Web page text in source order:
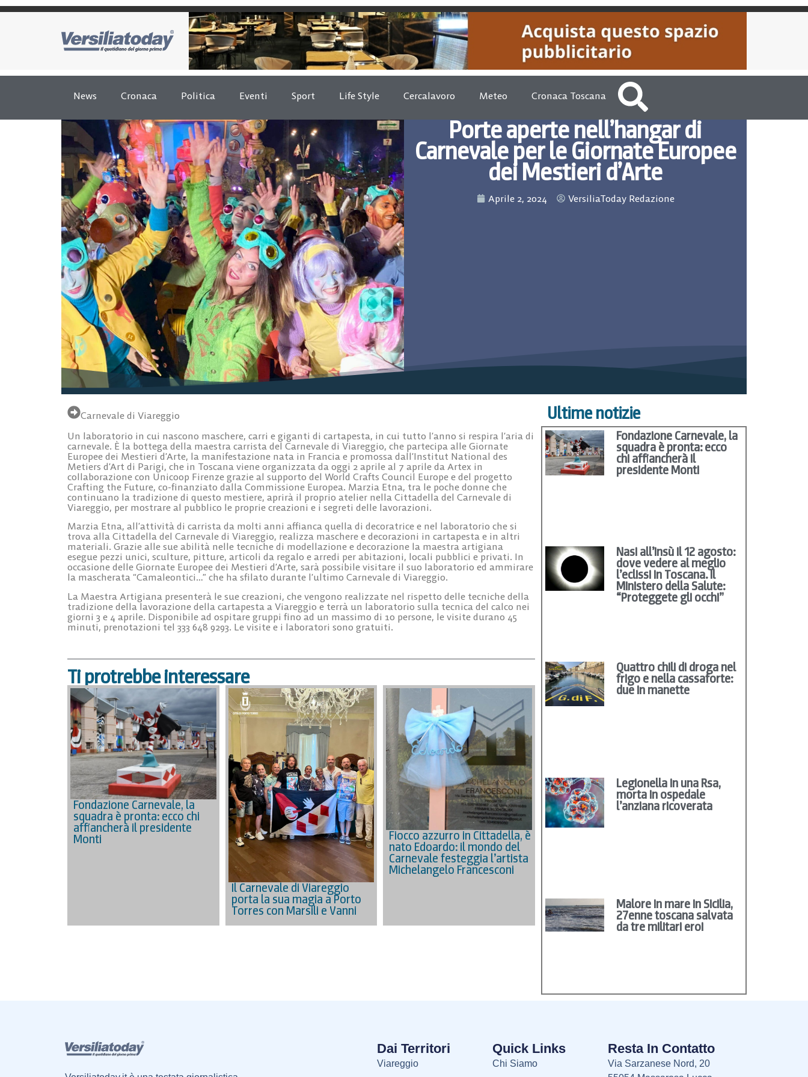
News Cronaca Politica Eventi Sport Life Style Cercalavoro Meteo Cronaca Toscana
Porte aperte nell’hangar di
Carnevale per le Giornate Europee
dei Mestieri d’Arte
Aprile 2, 2024 VersiliaToday Redazione
Carnevale di Viareggio
Un laboratorio in cui nascono maschere, carri e giganti di cartapesta, in cui tutto l’anno si respira l’aria di
carnevale. È la bottega della maestra carrista del Carnevale di Viareggio, che partecipa alle Giornate
Europee dei Mestieri d’Arte, la manifestazione nata in Francia e promossa dall’Institut National des
Metiers d’Art di Parigi, che in Toscana viene organizzata da oggi 2 aprile al 7 aprile da Artex in
collaborazione con Unicoop Firenze grazie al supporto del World Crafts Council Europe e del progetto
Crafting the Future, co-finanziato dalla Commissione Europea. Marzia Etna, tra le poche donne che
continuano la tradizione di questo mestiere, aprirà il proprio atelier nella Cittadella del Carnevale di
Viareggio, per mostrare al pubblico le proprie creazioni e i segreti delle lavorazioni.
Marzia Etna, all’attività di carrista da molti anni affianca quella di decoratrice e nel laboratorio che si
trova alla Cittadella del Carnevale di Viareggio, realizza maschere e decorazioni in cartapesta e in altri
materiali. Grazie alle sue abilità nelle tecniche di modellazione e decorazione la maestra artigiana
esegue pezzi unici, sculture, pitture, articoli da regalo e arredi per abitazioni, locali pubblici e privati. In
occasione delle Giornate Europee dei Mestieri d’Arte, sarà possibile visitare il suo laboratorio ed ammirare
la mascherata “Camaleontici…” che ha sfilato durante l’ultimo Carnevale di Viareggio.
La Maestra Artigiana presenterà le sue creazioni, che vengono realizzate nel rispetto delle tecniche della
tradizione della lavorazione della cartapesta a Viareggio e terrà un laboratorio sulla tecnica del calco nei
giorni 3 e 4 aprile. Disponibile ad ospitare gruppi fino ad un massimo di 10 persone, le visite durano 45
minuti, prenotazioni tel 333 648 9293. Le visite e i laboratori sono gratuiti.
Ti protrebbe interessare
Fondazione Carnevale, la
squadra è pronta: ecco chi
affiancherà il presidente
Monti
Il Carnevale di Viareggio
porta la sua magia a Porto
Torres con Marsili e Vanni
Fiocco azzurro in Cittadella, è
nato Edoardo: il mondo del
Carnevale festeggia l’artista
Michelangelo Francesconi
Ultime notizie
Fondazione Carnevale, la
squadra è pronta: ecco
chi affiancherà il
presidente Monti
Nasi all’insù il 12 agosto:
dove vedere al meglio
l’eclissi in Toscana. Il
Ministero della Salute:
“Proteggete gli occhi”
Quattro chili di droga nel
frigo e nella cassaforte:
due in manette
Legionella in una Rsa,
morta in ospedale
l’anziana ricoverata
Malore in mare in Sicilia,
27enne toscana salvata
da tre militari eroi
Dai Territori
Viareggio
Quick Links
Chi Siamo
Resta In Contatto
Via Sarzanese Nord, 20